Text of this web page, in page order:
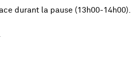
durant la pause (13h00-14h00).